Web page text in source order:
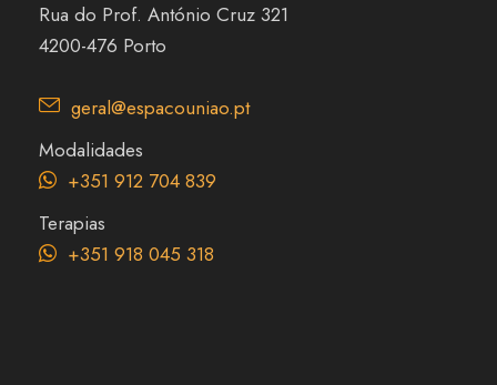
Rua do Prof. António Cruz 321
4200-476 Porto
geral@espacouniao.pt
Modalidades
+351 912 704 839
Terapias
+351 918 045 318